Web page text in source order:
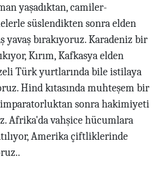
yaşadıktan, camiler-
süslendikten sonra elden
yavaş bırakıyoruz. Karadeniz bir
Kırım, Kafkasya elden
Türk yurtlarında bile istilaya
Hind kıtasında muhteşem bir
sonra hakimiyeti
Afrika'da vahşice hücumlara
Amerika çiftliklerinde